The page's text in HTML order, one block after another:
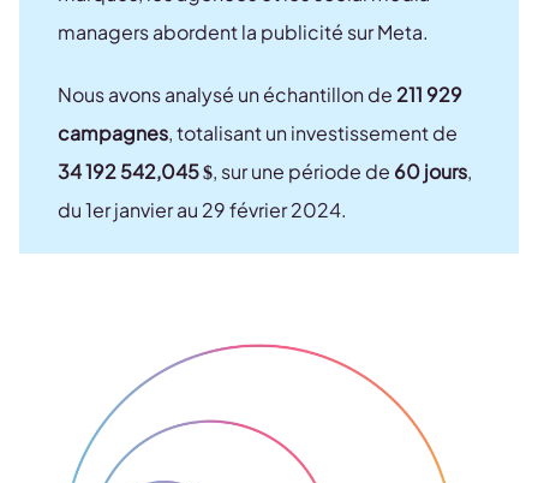
managers abordent la publicité sur Meta.
Nous avons analysé un échantillon de 211 929
campagnes, totalisant un investissement de
34 192 542,045 $, sur une période de 60 jours,
du 1er janvier au 29 février 2024.